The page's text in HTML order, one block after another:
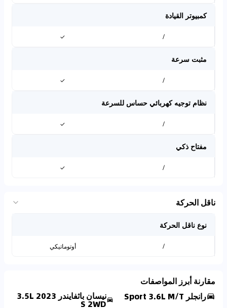
كمبيوتر القيادة
/
✓
مثبت سرعة
/
✓
نظام توجيه كهربائي حساس للسرعة
/
✓
مفتاح ذكي
/
✓
ناقل الحركة
نوع ناقل الحركة
/ أوتوماتيكي
مقارنة أبرز المواصفات
رانجلر Sport 3.6L M/T
نيسان باثفايندر 2023 3.5L
S 2WD